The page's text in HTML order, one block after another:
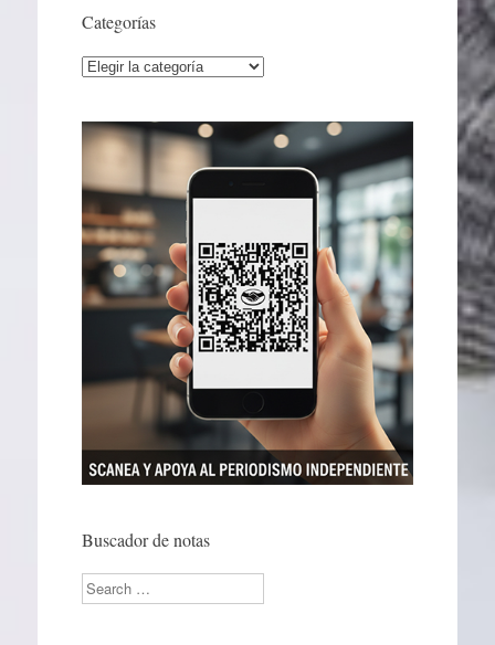
Categorías
Categorías
Buscador de notas
Search